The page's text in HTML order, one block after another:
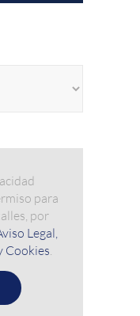
para
por
Legal,
Cookies